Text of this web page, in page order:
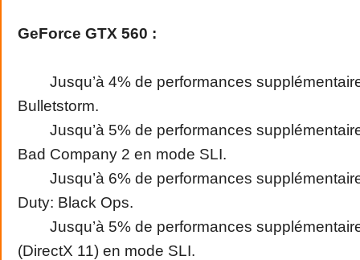
GeForce GTX 560 :
Jusqu’à 4% de performances
Bulletstorm.
Jusqu’à 5% de performances
Bad Company 2 en mode SLI.
Jusqu’à 6% de performances
Duty: Black Ops.
Jusqu’à 5% de performances
(DirectX 11) en mode SLI.